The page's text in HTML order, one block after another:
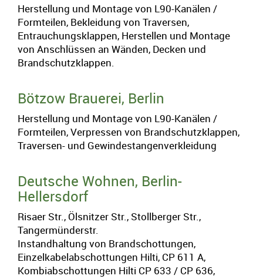
Herstellung und Montage von L90-Kanälen /
Formteilen, Bekleidung von Traversen,
Entrauchungsklappen, Herstellen und Montage
von Anschlüssen an Wänden, Decken und
Brandschutzklappen.
Bötzow Brauerei, Berlin
Herstellung und Montage von L90-Kanälen /
Formteilen, Verpressen von Brandschutzklappen,
Traversen- und Gewindestangenverkleidung
Deutsche Wohnen, Berlin-
Hellersdorf
Risaer Str., Ölsnitzer Str., Stollberger Str.,
Tangermünderstr.
Instandhaltung von Brandschottungen,
Einzelkabelabschottungen Hilti, CP 611 A,
Kombiabschottungen Hilti CP 633 / CP 636,